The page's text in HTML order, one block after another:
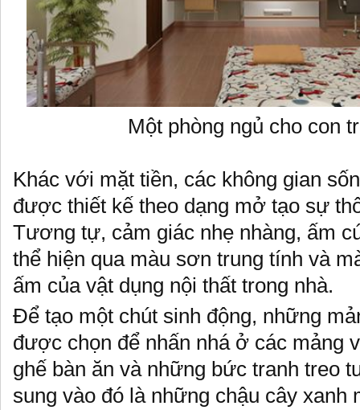
Một phòng ngủ cho con
Khác với mặt tiền, các không gian
được thiết kế theo dạng mở tạo sự
Tương tự, cảm giác nhẹ nhàng, ấm
thể hiện qua màu sơn trung tính và
ấm của vật dụng nội thất trong nhà.
Để tạo một chút sinh động, những
được chọn để nhấn nhá ở các mảng
ghế bàn ăn và những bức tranh treo
sung vào đó là những chậu cây xanh